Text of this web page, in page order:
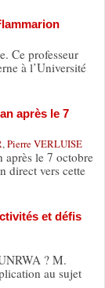
Ce professeur
à l’Université
après le 7
, Pierre VERLUISE
après le 7 octobre
direct vers cette
et défis
? M.
au sujet